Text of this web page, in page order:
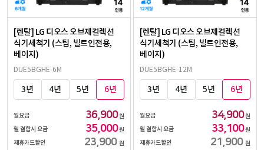
[렌탈] LG 디오스 오브제컬렉션
식기세척기 (스팀, 빌트인전용,
베이지)
DUE5BGHE-6M
3년 4년 5년 6년
월요금 36,900원
월 결합시 요금
35,000원
제휴카드할인
23,900 원
[렌탈] LG 디오스 오브제컬렉션
식기세척기 (스팀, 빌트인전용,
베이지)
DUE5BGHE-12M
3년 4년 5년 6년
월요금 34,900원
월 결합시 요금
33,100원
제휴카드할인
21,900 원